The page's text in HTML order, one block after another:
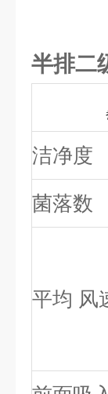
半排二
洁净度
菌落数
平均 风